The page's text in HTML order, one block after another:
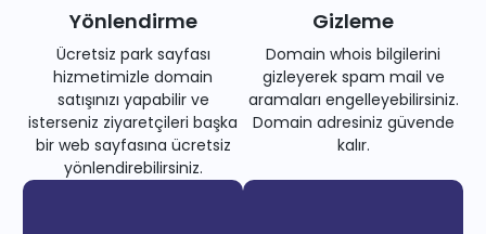
Yönlendirme
Ücretsiz park sayfası
hizmetimizle domain
satışınızı yapabilir ve
isterseniz ziyaretçileri başka
bir web sayfasına ücretsiz
yönlendirebilirsiniz.
Gizleme
Domain whois bilgilerini
gizleyerek spam mail ve
aramaları engelleyebilirsiniz.
Domain adresiniz güvende
kalır.